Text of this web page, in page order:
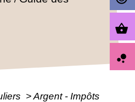
>Argent - Impôts
shopping_basket
bubble_chart